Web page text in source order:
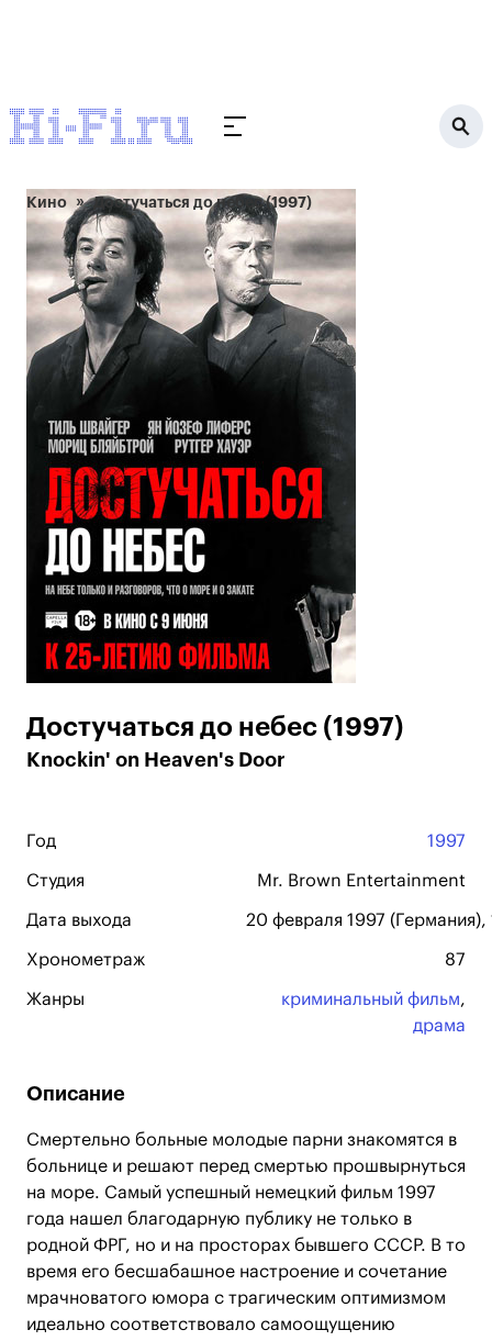
Кино Достучаться до небес (1997)
Достучаться до небес (1997)
Knockin' on Heaven's Door
Год 1997
Студия Mr. Brown Entertainment
Дата выхода 20 февраля 1997
Хронометраж 87
Жанры криминальный фильм,
драма
Описание
Смертельно больные молодые парни знакомятся в
больнице и решают перед смертью прошвырнуться
на море. Самый успешный немецкий фильм 1997
года нашел благодарную публику не только в
родной ФРГ, но и на просторах бывшего СССР. В то
время его бесшабашное настроение и сочетание
мрачноватого юмора с трагическим оптимизмом
идеально соответствовало самоощущению